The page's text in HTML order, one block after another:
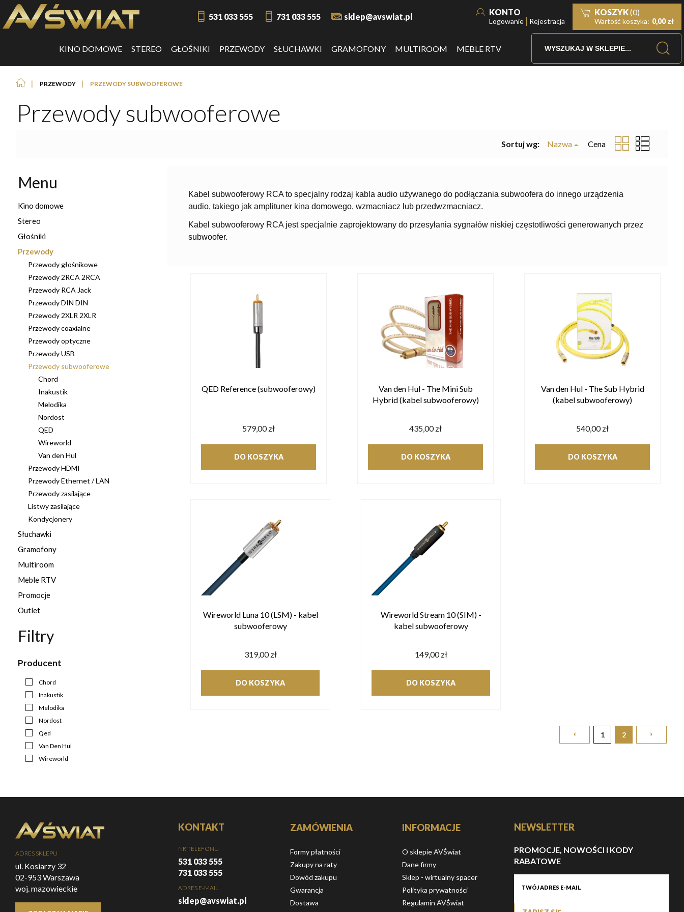
531 033 555 731 033 555 sklep@avswiat.pl KONTO
Logowanie Rejestracja
KOSZYK(0)
Wartość koszyka: 0,00 zł
KINO DOMOWE STEREO GŁOŚNIKI PRZEWODY SŁUCHAWKI GRAMOFONY MULTIROOM MEBLE RTV
❘ PRZEWODY ❘ PRZEWODY SUBWOOFEROWE
Przewody subwooferowe
Sortuj wg: Nazwa Cena
Menu
Kino domowe
Stereo
Głośniki
Przewody
Przewody głośnikowe
Przewody 2RCA 2RCA
Przewody RCA Jack
Przewody DIN DIN
Przewody 2XLR 2XLR
Przewody coaxialne
Przewody optyczne
Przewody USB
Przewody subwooferowe
Chord
Inakustik
Melodika
Nordost
QED
Wireworld
Van den Hul
Przewody HDMI
Przewody Ethernet / LAN
Przewody zasilające
Listwy zasilające
Kondycjonery
Słuchawki
Gramofony
Multiroom
Meble RTV
Promocje
Outlet
Filtry
Producent
Chord
Inakustik
Melodika
Nordost
Qed
Van Den Hul
Wireworld
Kabel subwooferowy RCA to specjalny rodzaj kabla audio używanego do podłączania subwoofera do innego urządzenia
audio, takiego jak amplituner kina domowego, wzmacniacz lub przedwzmacniacz.
Kabel subwooferowy RCA jest specjalnie zaprojektowany do przesyłania sygnałów niskiej częstotliwości generowanych przez
subwoofer.
QED Reference (subwooferowy)
579,00 zł
DO KOSZYKA
Van den Hul - The Mini Sub
Hybrid (kabel subwooferowy)
435,00 zł
DO KOSZYKA
Van den Hul - The Sub Hybrid
(kabel subwooferowy)
540,00 zł
DO KOSZYKA
Wireworld Luna 10 (LSM) - kabel
subwooferowy
319,00 zł
DO KOSZYKA
Wireworld Stream 10 (SIM) -
kabel subwooferowy
149,00 zł
DO KOSZYKA
1 2
ADRES SKLEPU
ul. Kosiarzy 32
02-953 Warszawa
woj. mazowieckie
KONTAKT
NR TELEFONU
531 033 555
731 033 555
ADRES E-MAIL
sklep@avswiat.pl
ZAMÓWIENIA
Formy płatności
Zakupy na raty
Dowód zakupu
Gwarancja
Dostawa
INFORMACJE
O sklepie AVŚwiat
Dane firmy
Sklep - wirtualny spacer
Polityka prywatności
Regulamin AVŚwiat
NEWSLETTER
PROMOCJE, NOWOŚCI I KODY
RABATOWE